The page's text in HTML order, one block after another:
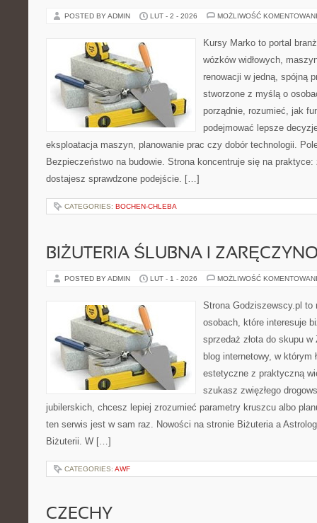
POSTED BY ADMIN LUT - 2 - 2026 MOŻLIWOŚĆ
Kursy Marko to portal
wózków widłowych,
renowacji w jedną, spójną
stworzone z myślą o
porządnie, rozumieć, jak
podejmować lepsze
eksploatacja maszyn, planowanie prac czy dobór technologii.
Bezpieczeństwo na budowie. Strona koncentruje się na praktyce:
dostajesz sprawdzone podejście. […]
CATEGORIES: BOCHEN-CHLEBA
BIŻUTERIA ŚLUBNA I
POSTED BY ADMIN LUT - 1 - 2026 MOŻLIWOŚĆ
Strona Godziszewscy.pl
osobach, które interesuje
sprzedaż złota do skupu
blog internetowy, w którym
estetyczne z praktyczną
szukasz zwięzłego
jubilerskich, chcesz lepiej zrozumieć parametry kruszcu albo
ten serwis jest w sam raz. Nowości na stronie Biżuteria a
Biżuterii. W […]
CATEGORIES: AWF
CZECHY